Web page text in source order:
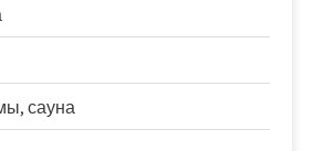
сауна